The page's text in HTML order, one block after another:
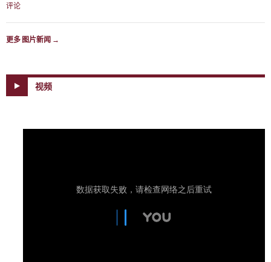
评论
更多 图片新闻 →
视频